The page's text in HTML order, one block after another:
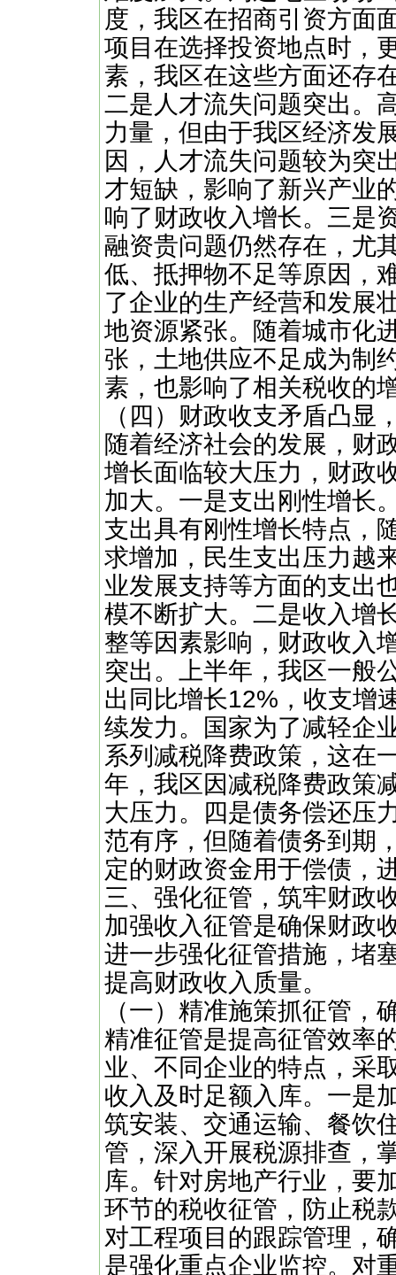
度，我区在招商引资方面
项目在选择投资地点时，
素，我区在这些方面还存
二是人才流失问题突出。
力量，但由于我区经济发
因，人才流失问题较为突
才短缺，影响了新兴产业
响了财政收入增长。三是
融资贵问题仍然存在，尤
低、抵押物不足等原因，
了企业的生产经营和发展
地资源紧张。随着城市化
张，土地供应不足成为制
素，也影响了相关税收的
（四）财政收支矛盾凸显
随着经济社会的发展，财
增长面临较大压力，财政
加大。一是支出刚性增长
支出具有刚性增长特点，
求增加，民生支出压力越
业发展支持等方面的支出
模不断扩大。二是收入增
整等因素影响，财政收入
突出。上半年，我区一般
出同比增长12%，收支增
续发力。国家为了减轻企
系列减税降费政策，这在
年，我区因减税降费政策
大压力。四是债务偿还压
范有序，但随着债务到期
定的财政资金用于偿债，
三、强化征管，筑牢财政
加强收入征管是确保财政
进一步强化征管措施，堵
提高财政收入质量。
（一）精准施策抓征管，
精准征管是提高征管效率
业、不同企业的特点，采
收入及时足额入库。一是
筑安装、交通运输、餐饮
管，深入开展税源排查，
库。针对房地产行业，要
环节的税收征管，防止税
对工程项目的跟踪管理，
是强化重点企业监控。对